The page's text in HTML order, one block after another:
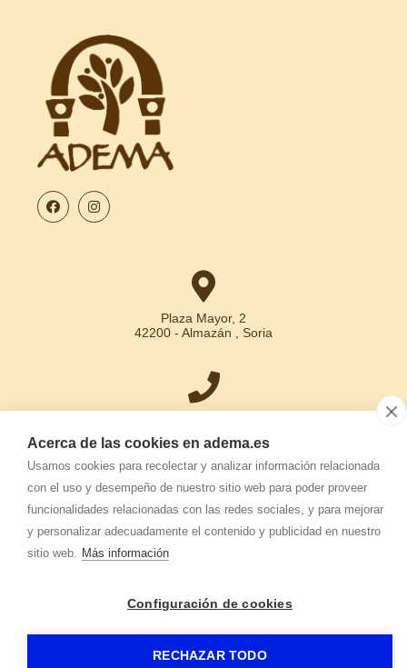
Acerca de las cookies en adema.es
Usamos cookies para recolectar y analizar información relacionada
con el uso y desempeño de nuestro sitio web para poder proveer
funcionalidades relacionadas con las redes sociales, y para mejorar
y personalizar adecuadamente el contenido y publicidad en nuestro
sitio web. Más información
Configuración de cookies
RECHAZAR TODO
Plaza Mayor, 2
42200 - Almazán , Soria
info.adema@adema.es
-Política de privacidad-Política de cookies